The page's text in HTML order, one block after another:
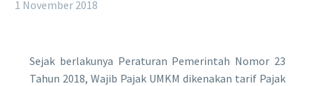
1 November 2018
Sejak berlakunya Peraturan Pemerintah Nomor 23
Tahun 2018, Wajib Pajak UMKM dikenakan tarif Pajak